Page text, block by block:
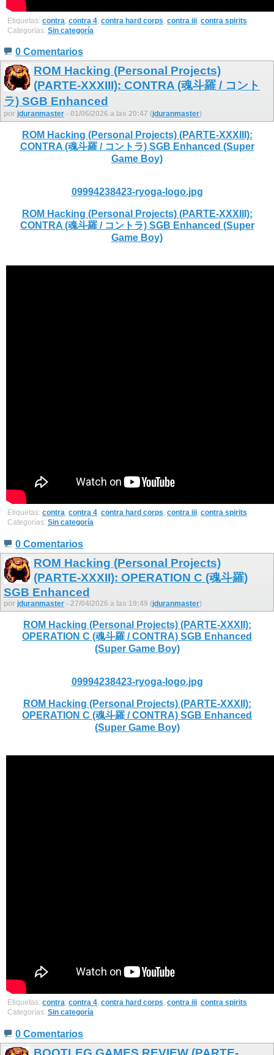
Etiquetas: contra contra 4 contra hard corps contra iii contra spirits
Categorías: Sin categoría
0 Comentarios
ROM Hacking (Personal Projects)
(PARTE-XXXIII): CONTRA (魂斗羅 / コント
ラ) SGB Enhanced
por jduranmaster - 01/06/2026 a las 20:47 (jduranmaster)
ROM Hacking (Personal Projects) (PARTE-XXXIII):
CONTRA (魂斗羅 / コントラ) SGB Enhanced (Super
Game Boy)
09994238423-ryoga-logo.jpg
ROM Hacking (Personal Projects) (PARTE-XXXIII):
CONTRA (魂斗羅 / コントラ) SGB Enhanced (Super
Game Boy)
Etiquetas: contra, contra 4, contra hard corps, contra iii, contra spirits
Categorías: Sin categoría
0 Comentarios
ROM Hacking (Personal Projects)
(PARTE-XXXII): OPERATION C (魂斗羅)
SGB Enhanced
por jduranmaster - 27/04/2026 a las 19:49 (jduranmaster)
ROM Hacking (Personal Projects) (PARTE-XXXII):
OPERATION C (魂斗羅 / CONTRA) SGB Enhanced
(Super Game Boy)
09994238423-ryoga-logo.jpg
ROM Hacking (Personal Projects) (PARTE-XXXII):
OPERATION C (魂斗羅 / CONTRA) SGB Enhanced
(Super Game Boy)
Etiquetas: contra, contra 4, contra hard corps, contra iii, contra spirits
Categorías: Sin categoría
0 Comentarios